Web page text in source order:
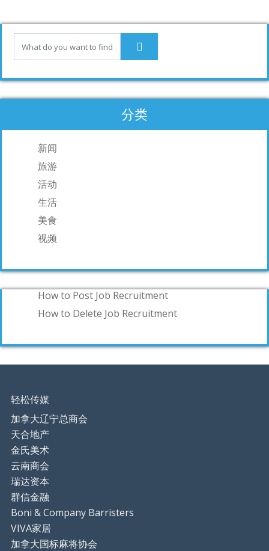
o
k
n
分类
新闻
旅游
活动
生活
美食
视频
How to Post Job Recruitment
How to Delete Job Recruitment
轻松传媒
加拿大辽宁总商会
天合地产
金氏美术
云南商会
瑞达资本
群信金融
Boni & Company Barristers
VIVA家居
加拿大国标麻将协会